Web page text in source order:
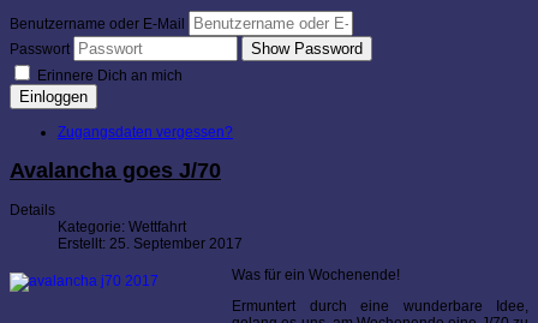
Benutzername oder E-Mail
Passwort
Show Password
Erinnere Dich an mich
Einloggen
Zugangsdaten vergessen?
Avalancha goes J/70
Details
Kategorie: Wettfahrt
Erstellt: 25. September 2017
Was für ein Wochenende!
Ermuntert durch eine wunderbare Idee,